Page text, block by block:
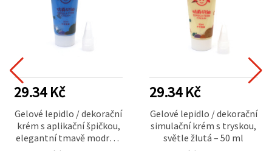
29.34 Kč
Gelové lepidlo / dekorační
krém s aplikační špičkou,
elegantní tmavě modrá –
29.34 Kč
Gelové lepidlo / dekorační
simulační krém s tryskou,
světle žlutá – 50 ml